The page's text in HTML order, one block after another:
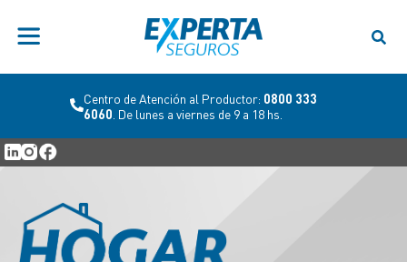
Centro de Atención al Productor: 0800 333
6060 . De lunes a viernes de 9 a 18 hs.